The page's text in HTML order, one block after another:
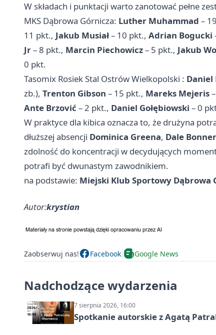
W składach i punktacji warto zanotować pełne
MKS Dąbrowa Górnicza: Luther Muhammad –
11 pkt., Jakub Musiał– 10 pkt., Adrian Bogucki
Jr– 8 pkt., Marcin Piechowicz– 5 pkt., Jakub
0 pkt.
Tasomix Rosiek Stal Ostrów Wielkopolski : Daniel
zb.), Trenton Gibson – 15 pkt., Mareks Mejeris
Ante Brzović – 2 pkt., Daniel Gołębiowski – 0
W praktyce dla kibica oznacza to, że drużyna
dłuższej absencji Dominica Greena, Dale
zdolność do koncentracji w decydujących
potrafi być dwunastym zawodnikiem.
na podstawie: Miejski Klub Sportowy Dąbrowa
Autor:krystian
Zaobserwuj nas! Facebook Google News
Nadchodzące wydarzenia
7 sierpnia 2026, 16:00
Spotkanie autorskie z Agatą